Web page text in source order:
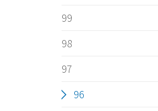
99
98
97
96